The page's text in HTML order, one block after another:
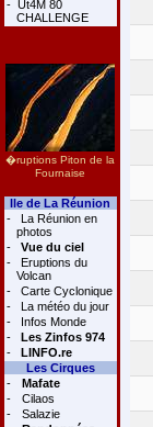
- Ut4M 80
CHALLENGE
�ruptions Piton de la
Fournaise
Ile de La Réunion
-
La Réunion en
photos
-
Vue du ciel
-
Eruptions du
Volcan
-
Carte Cyclonique
-
La météo du jour
-
Infos Monde
-
Les Zinfos 974
-
LINFO.re
Les Cirques
-
Mafate
-
Cilaos
-
Salazie